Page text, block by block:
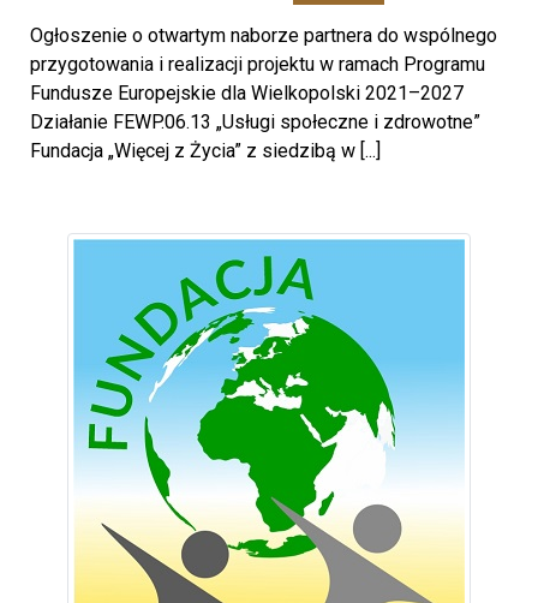
Ogłoszenie o otwartym naborze partnera do wspólnego
przygotowania i realizacji projektu w ramach Programu
Fundusze Europejskie dla Wielkopolski 2021–2027
Działanie FEWP.06.13 „Usługi społeczne i zdrowotne”
Fundacja „Więcej z Życia” z siedzibą w [...]